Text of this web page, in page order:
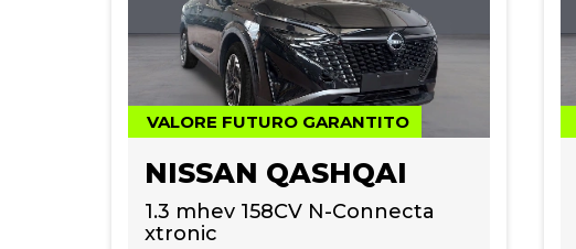
VALORE FUTURO GARANTITO
NISSAN QASHQAI
1.3 mhev 158CV N-Connecta
xtronic